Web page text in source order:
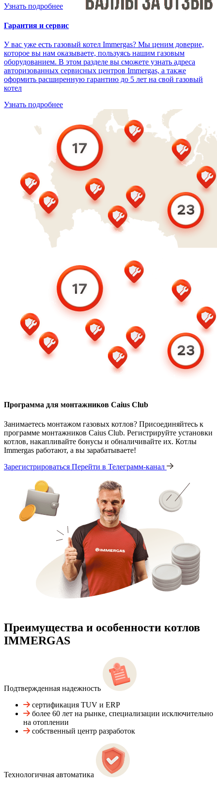
Узнать подробнее
Гарантия и сервис
У вас уже есть газовый котел Immergas? Мы ценим доверие,
которое вы нам оказываете, пользуясь нашим газовым
оборудованием. В этом разделе вы сможете узнать адреса
авторизованных сервисных центров Immergas, а также
оформить расширенную гарантию до 5 лет на свой газовый
котел
Узнать подробнее
Программа для монтажников Caius Club
Занимаетесь монтажом газовых котлов? Присоединяйтесь к
программе монтажников Caius Club. Регистрируйте установки
котлов, накапливайте бонусы и обналичивайте их. Котлы
Immergas работают, а вы зарабатываете!
Зарегистрироваться Перейти в Телеграмм-канал
Преимущества и особенности котлов
IMMERGAS
Подтвержденная надежность
сертификация TUV и ERP
более 60 лет на рынке, специализации исключительно
на отоплении
собственный центр разработок
Технологичная автоматика